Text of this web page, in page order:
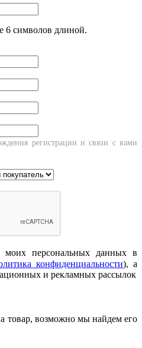
6 символов длиной.
регистрации и связи с вами
моих персональных данных в
конфиденциальности), а
и рекламных рассылок
товар, возможно мы найдем его